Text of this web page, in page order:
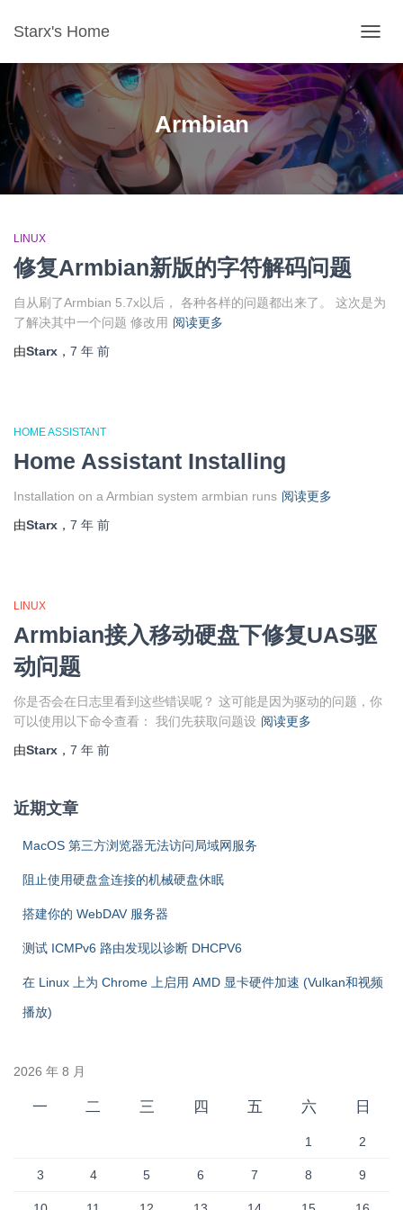
Starx's Home
Armbian
LINUX
修复Armbian新版的字符解码问题
自从刷了Armbian 5.7x以后， 各种各样的问题都出来了。 这次是为
了解决其中一个问题 修改用 阅读更多
由Starx ， 7 年 前
HOME ASSISTANT
Home Assistant Installing
Installation on a Armbian system armbian runs 阅读更多
由Starx ， 7 年 前
LINUX
Armbian接入移动硬盘下修复UAS驱
动问题
你是否会在日志里看到这些错误呢？ 这可能是因为驱动的问题，你
可以使用以下命令查看： 我们先获取问题设 阅读更多
由Starx ， 7 年 前
近期文章
MacOS 第三方浏览器无法访问局域网服务
阻止使用硬盘盒连接的机械硬盘休眠
搭建你的 WebDAV 服务器
测试 ICMPv6 路由发现以诊断 DHCPV6
在 Linux 上为 Chrome 上启用 AMD 显卡硬件加速 (Vulkan和视频
播放)
2026 年 8 月
一 二 三 四 五 六 日
1 2
3 4 5 6 7 8 9